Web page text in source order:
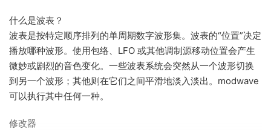
什么是波表？
波表是按特定顺序排列的单周期数字波形集。波表的“位置”决定
播放哪种波形。使用包络、LFO 或其他调制源移动位置会产生
微妙或剧烈的音色变化。一些波表系统会突然从一个波形切换
到另一个波形；其他则在它们之间平滑地淡入淡出。modwave
可以执行其中任何一种。
修改器